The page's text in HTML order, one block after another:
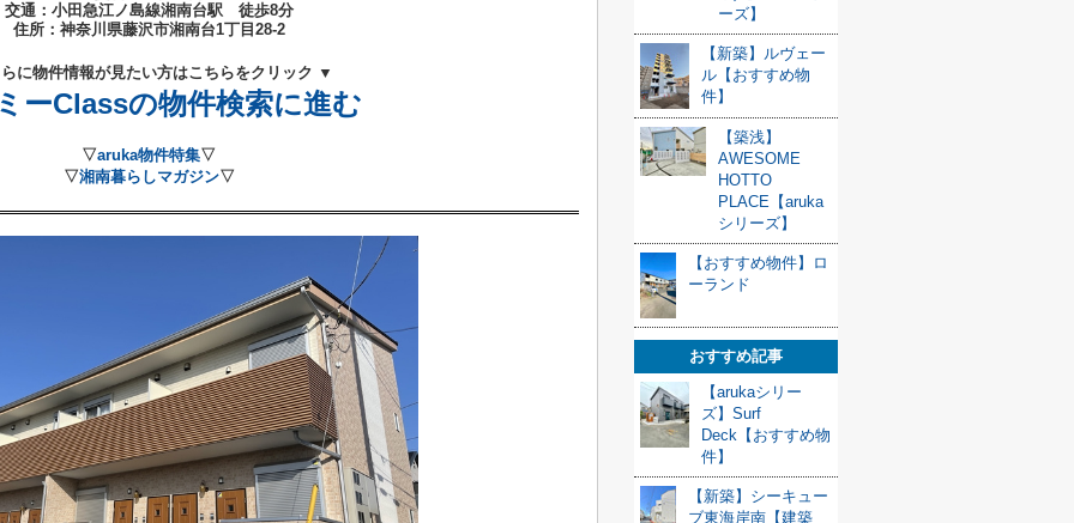
交通：小田急江ノ島線湘南台駅 徒歩8分
住所：神奈川 県藤沢市湘南台1丁目28-2
に物件情報が見たい方はこちらをクリック ▼
ーClassの物件検索に進む
▽aruka物件特集▽
▽湘南暮らしマガジン▽
ーズ】
【新築】ルヴェー
ル【おすすめ物
件】
【築浅】
AWESOME
HOTTO
PLACE【aruka
シリーズ】
【おすすめ物件】ロ
ーランド
おすすめ記事
【arukaシリー
ズ】Surf
Deck【おすすめ物
件】
【新築】シーキュー
ブ東海岸南【建築